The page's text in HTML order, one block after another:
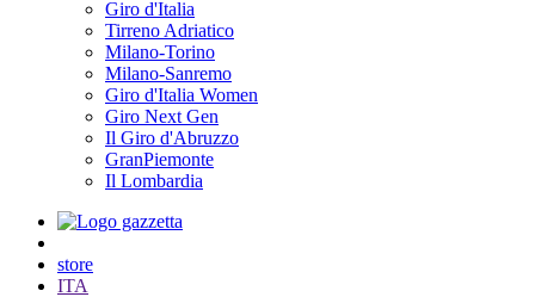
Giro d'Italia
Tirreno Adriatico
Milano-Torino
Milano-Sanremo
Giro d'Italia Women
Giro Next Gen
Il Giro d'Abruzzo
GranPiemonte
Il Lombardia
store
ITA